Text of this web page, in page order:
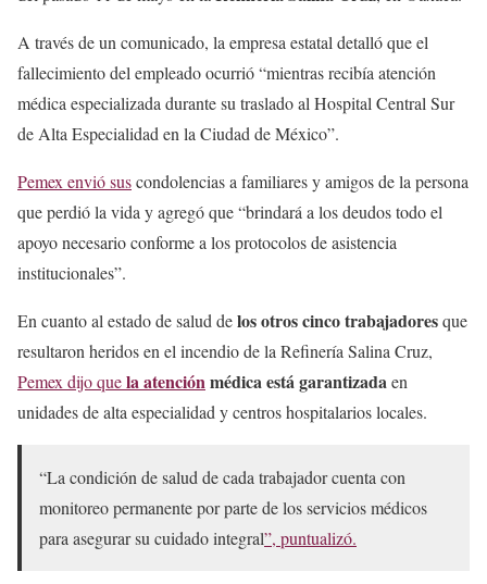
A través de un comunicado, la empresa estatal detalló que el
fallecimiento del empleado ocurrió “mientras recibía atención
médica especializada durante su traslado al Hospital Central Sur
de Alta Especialidad en la Ciudad de México”.
Pemex envió suscondolencias a familiares y amigos de la persona
que perdió la vida y agregó que “brindará a los deudos todo el
apoyo necesario conforme a los protocolos de asistencia
institucionales”.
En cuanto al estado de salud delos otros cinco trabajadoresque
resultaron heridos en el incendio de la Refinería Salina Cruz,
Pemex dijo quela atenciónmédica está garantizadaen
unidades de alta especialidad y centros hospitalarios locales.
“La condición de salud de cada trabajador cuenta con
monitoreo permanente por parte de los servicios médicos
para asegurar su cuidado integral”, puntualizó.